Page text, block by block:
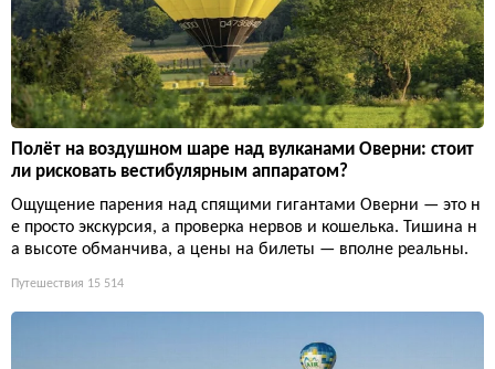
Полёт на воздушном шаре над вулканами Оверни: стоит
ли рисковать вестибулярным аппаратом?
Ощущение парения над спящими гигантами Оверни — это н
е просто экскурсия, а проверка нервов и кошелька. Тишина н
а высоте обманчива, а цены на билеты — вполне реальны.
Путешествия 15 514